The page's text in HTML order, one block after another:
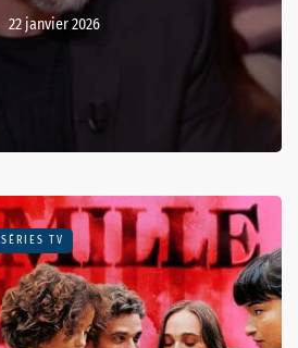
22 janvier 2026
SÉRIES TV